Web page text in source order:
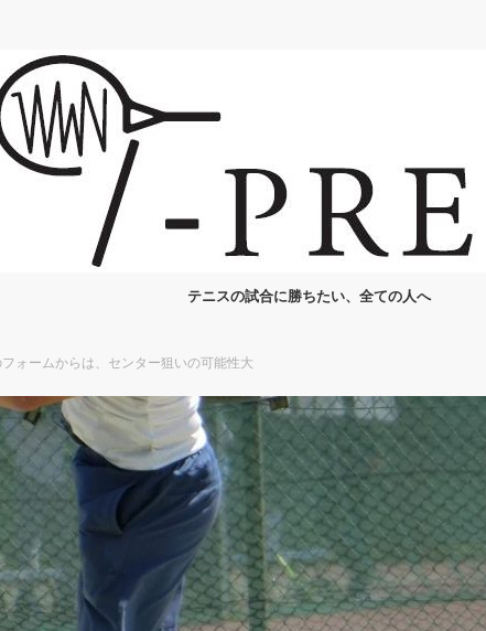
テニスの試合に勝ちたい、全ての人へ
ォームからは、センター狙いの可能性大